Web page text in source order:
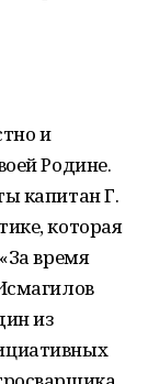
и
Родине.
капитан Г.
которая
время
из